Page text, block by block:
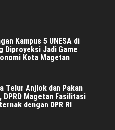
Kampus 5 UNESA di
Diproyeksi Jadi Game
Kota Magetan
Telur Anjlok dan Pakan
DPRD Magetan Fasilitasi
dengan DPR RI